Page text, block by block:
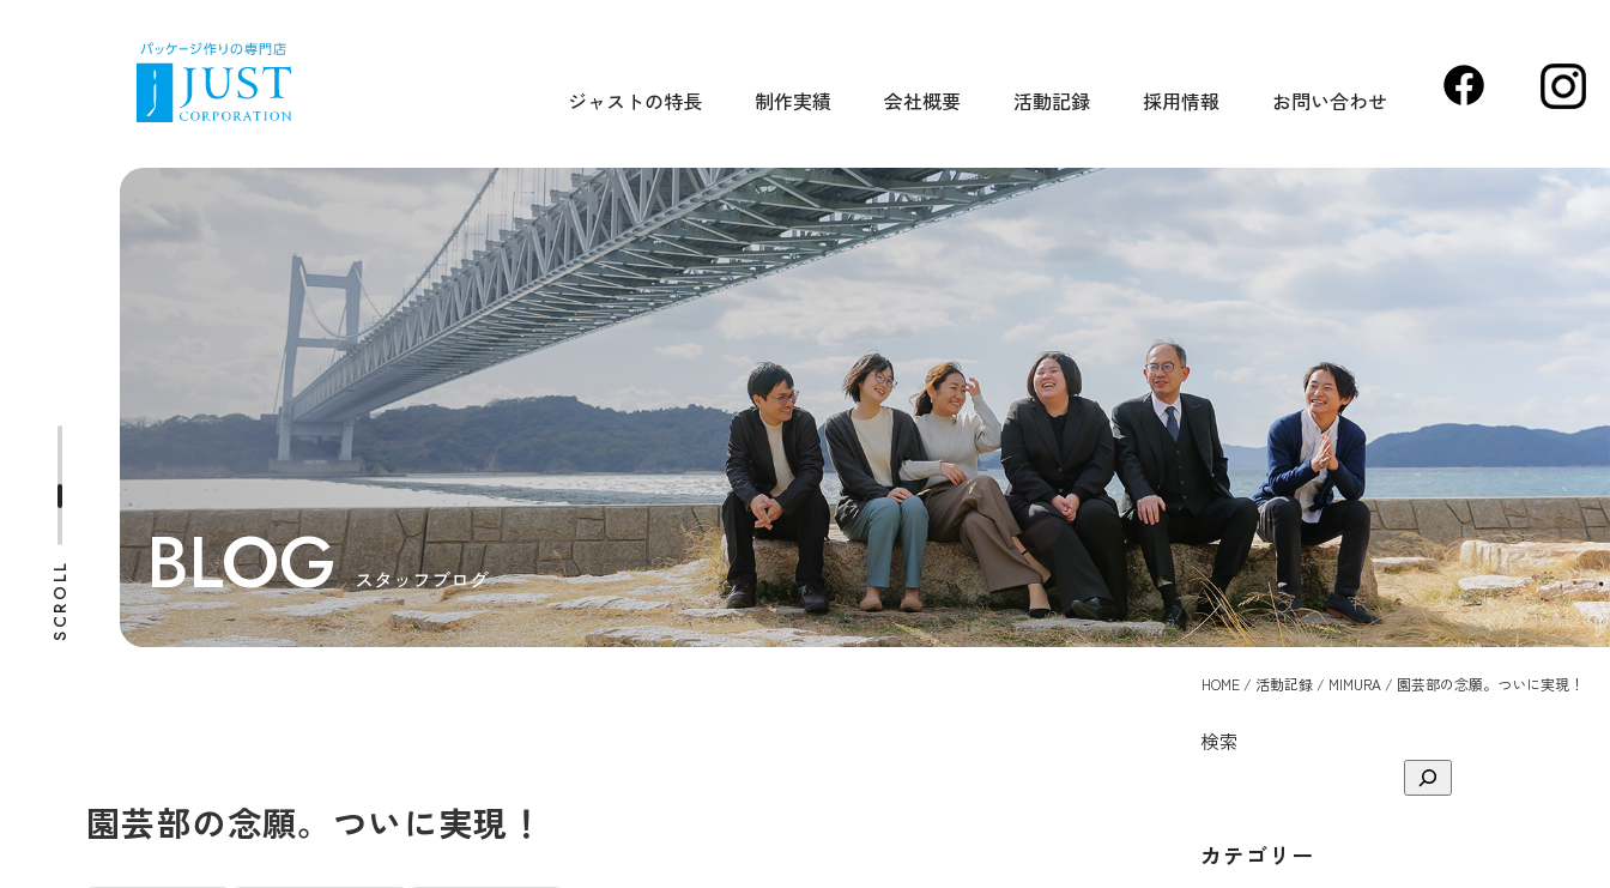
ジャストの特長 制作実績 会社概要 活動記録 採用情報 お問い合わせ
SCROLL BLOG スタッフブログ
HOME / 活動記録 / MIMURA / 園芸部の念願。ついに実現！
園芸部の念願。ついに実現！
検索
カテゴリー